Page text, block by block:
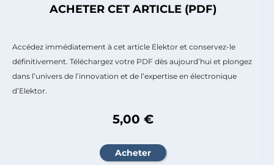
ACHETER CET ARTICLE (PDF)
Accédez immédiatement à cet article Elektor et conservez-le
définitivement. Téléchargez votre PDF dès aujourd’hui et plongez
dans l’univers de l’innovation et de l’expertise en électronique
d’Elektor.
5,00 €